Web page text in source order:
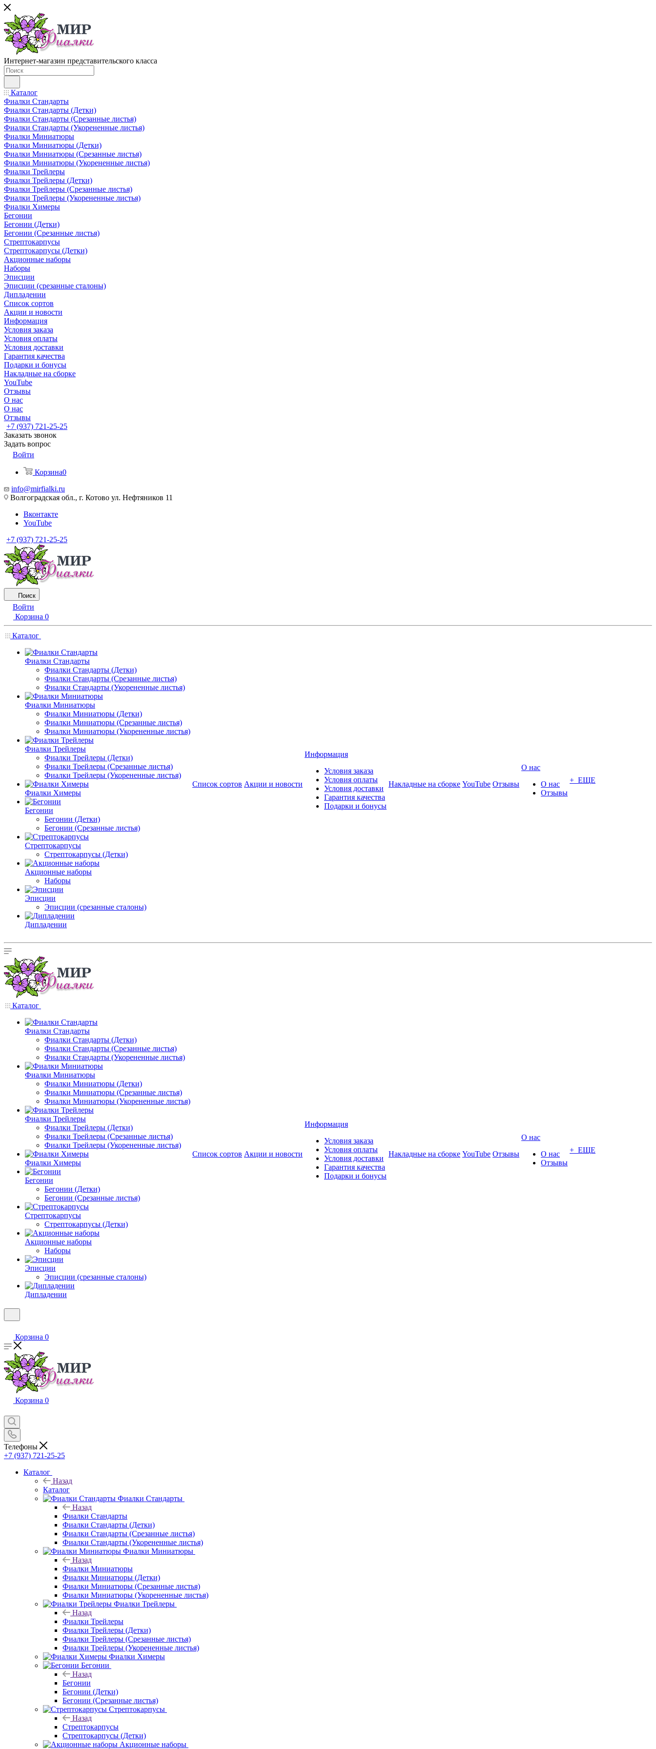
Интернет-магазин представительского класса
Каталог
Фиалки Стандарты
Фиалки Стандарты (Детки)
Фиалки Стандарты (Срезанные листья)
Фиалки Стандарты (Укорененные листья)
Фиалки Миниатюры
Фиалки Миниатюры (Детки)
Фиалки Миниатюры (Срезанные листья)
Фиалки Миниатюры (Укорененные листья)
Фиалки Трейлеры
Фиалки Трейлеры (Детки)
Фиалки Трейлеры (Срезанные листья)
Фиалки Трейлеры (Укорененные листья)
Фиалки Химеры
Бегонии
Бегонии (Детки)
Бегонии (Срезанные листья)
Стрептокарпусы
Стрептокарпусы (Детки)
Акционные наборы
Наборы
Эписции
Эписции (срезанные сталоны)
Дипладении
Список сортов
Акции и новости
Информация
Условия заказа
Условия оплаты
Условия доставки
Гарантия качества
Подарки и бонусы
Накладные на сборке
YouTube
Отзывы
О нас
О нас
Отзывы
+7 (937) 721-25-25
Заказать звонок
Задать вопрос
Войти
Корзина0
info@mirfialki.ru
Волгоградская обл., г. Котово ул. Нефтяников 11
Вконтакте
YouTube
+7 (937) 721-25-25
Поиск
Войти
Корзина 0
Каталог
Фиалки Стандарты
Фиалки Стандарты (Детки)
Фиалки Стандарты (Срезанные листья)
Фиалки Стандарты (Укорененные листья)
Фиалки Миниатюры
Фиалки Миниатюры (Детки)
Фиалки Миниатюры (Срезанные листья)
Фиалки Миниатюры (Укорененные листья)
Фиалки Трейлеры
Фиалки Трейлеры (Детки)
Фиалки Трейлеры (Срезанные листья)
Фиалки Трейлеры (Укорененные листья)
Фиалки Химеры
Бегонии
Бегонии (Детки)
Бегонии (Срезанные листья)
Стрептокарпусы
Стрептокарпусы (Детки)
Акционные наборы
Наборы
Эписции
Эписции (срезанные сталоны)
Дипладении
Список сортов Акции и новости
Информация
Условия заказа
Условия оплаты
Условия доставки
Гарантия качества
Подарки и бонусы
Накладные на сборке YouTube Отзывы
О нас
О нас
Отзывы
+ ЕЩЕ
Каталог
Фиалки Стандарты
Фиалки Стандарты (Детки)
Фиалки Стандарты (Срезанные листья)
Фиалки Стандарты (Укорененные листья)
Фиалки Миниатюры
Фиалки Миниатюры (Детки)
Фиалки Миниатюры (Срезанные листья)
Фиалки Миниатюры (Укорененные листья)
Фиалки Трейлеры
Фиалки Трейлеры (Детки)
Фиалки Трейлеры (Срезанные листья)
Фиалки Трейлеры (Укорененные листья)
Фиалки Химеры
Бегонии
Бегонии (Детки)
Бегонии (Срезанные листья)
Стрептокарпусы
Стрептокарпусы (Детки)
Акционные наборы
Наборы
Эписции
Эписции (срезанные сталоны)
Дипладении
Список сортов Акции и новости
Информация
Условия заказа
Условия оплаты
Условия доставки
Гарантия качества
Подарки и бонусы
Накладные на сборке YouTube Отзывы
О нас
О нас
Отзывы
+ ЕЩЕ
Корзина 0
Корзина 0
Телефоны
+7 (937) 721-25-25
Каталог
Назад
Каталог
Фиалки Стандарты
Назад
Фиалки Стандарты
Фиалки Стандарты (Детки)
Фиалки Стандарты (Срезанные листья)
Фиалки Стандарты (Укорененные листья)
Фиалки Миниатюры
Назад
Фиалки Миниатюры
Фиалки Миниатюры (Детки)
Фиалки Миниатюры (Срезанные листья)
Фиалки Миниатюры (Укорененные листья)
Фиалки Трейлеры
Назад
Фиалки Трейлеры
Фиалки Трейлеры (Детки)
Фиалки Трейлеры (Срезанные листья)
Фиалки Трейлеры (Укорененные листья)
Фиалки Химеры
Бегонии
Назад
Бегонии
Бегонии (Детки)
Бегонии (Срезанные листья)
Стрептокарпусы
Назад
Стрептокарпусы
Стрептокарпусы (Детки)
Акционные наборы